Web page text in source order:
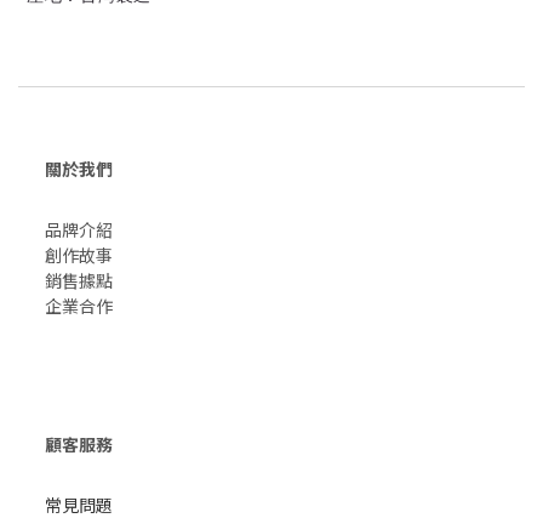
關於我們
品牌介紹
創作故事
​銷售據點
企業合作
顧客服務
常見問題